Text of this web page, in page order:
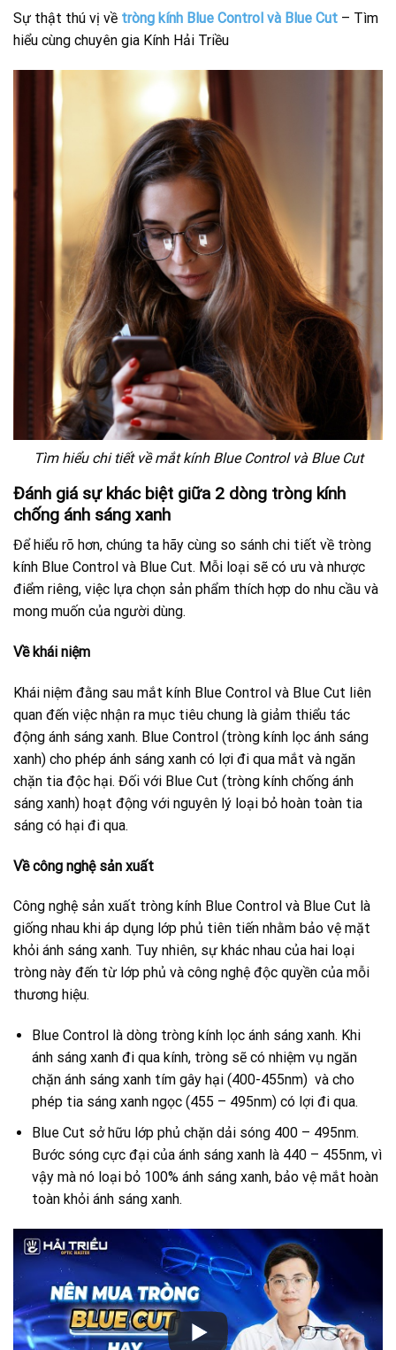
Sự thật thú vị về tròng kính Blue Control và Blue Cut – Tìm
hiểu cùng chuyên gia Kính Hải Triều
Tìm hiểu chi tiết về mắt kính Blue Control và Blue Cut
Đánh giá sự khác biệt giữa 2 dòng tròng kính
chống ánh sáng xanh
Để hiểu rõ hơn, chúng ta hãy cùng so sánh chi tiết về tròng
kính Blue Control và Blue Cut. Mỗi loại sẽ có ưu và nhược
điểm riêng, việc lựa chọn sản phẩm thích hợp do nhu cầu và
mong muốn của người dùng.
Về khái niệm
Khái niệm đằng sau mắt kính Blue Control và Blue Cut liên
quan đến việc nhận ra mục tiêu chung là giảm thiểu tác
động ánh sáng xanh. Blue Control (tròng kính lọc ánh sáng
xanh) cho phép ánh sáng xanh có lợi đi qua mắt và ngăn
chặn tia độc hại. Đối với Blue Cut (tròng kính chống ánh
sáng xanh) hoạt động với nguyên lý loại bỏ hoàn toàn tia
sáng có hại đi qua.
Về công nghệ sản xuất
Công nghệ sản xuất tròng kính Blue Control và Blue Cut là
giống nhau khi áp dụng lớp phủ tiên tiến nhằm bảo vệ mặt
khỏi ánh sáng xanh. Tuy nhiên, sự khác nhau của hai loại
tròng này đến từ lớp phủ và công nghệ độc quyền của mỗi
thương hiệu.
Blue Control là dòng tròng kính lọc ánh sáng xanh. Khi
ánh sáng xanh đi qua kính, tròng sẽ có nhiệm vụ ngăn
chặn ánh sáng xanh tím gây hại (400-455nm) và cho
phép tia sáng xanh ngọc (455 – 495nm) có lợi đi qua.
Blue Cut sở hữu lớp phủ chặn dải sóng 400 – 495nm.
Bước sóng cực đại của ánh sáng xanh là 440 – 455nm, vì
vậy mà nó loại bỏ 100% ánh sáng xanh, bảo vệ mắt hoàn
toàn khỏi ánh sáng xanh.